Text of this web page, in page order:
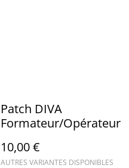
Patch DIVA
Formateur/Opérateur
10,00 €
AUTRES VARIANTES DISPONIBLES